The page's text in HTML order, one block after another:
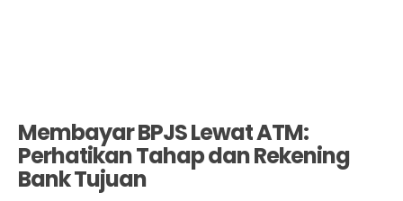
Membayar BPJS Lewat ATM:
Perhatikan Tahap dan Rekening
Bank Tujuan